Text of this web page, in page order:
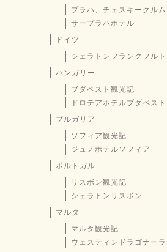
プラハ、チェスキークル
サープラハホテル
ドイツ
シェラトンフランクフル
ハンガリー
ブダペスト観光記
ドロテアホテルブダペスト
ブルガリア
ソフィア観光記
ジュノホテルソフィア
ポルトガル
リスボン観光記
シェラトンリスボン
マルタ
マルタ観光記
ウェスティンドラゴナーラ